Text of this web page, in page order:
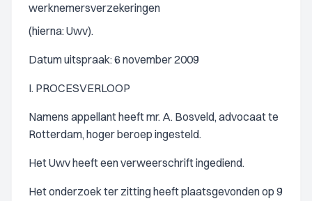
werknemersverzekeringen
(hierna: Uwv).
Datum uitspraak: 6 november 2009
I. PROCESVERLOOP
Namens appellant heeft mr. A. Bosveld, advocaat te
Rotterdam, hoger beroep ingesteld.
Het Uwv heeft een verweerschrift ingediend.
Het onderzoek ter zitting heeft plaatsgevonden op 9